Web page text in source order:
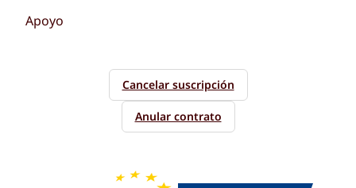
Apoyo
Cancelar suscripción
Anular contrato